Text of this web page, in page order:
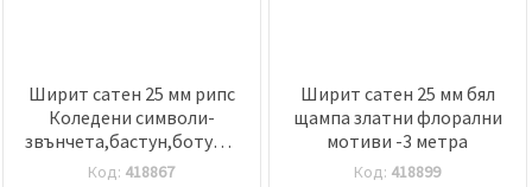
Ширит сатен 25 мм рипс
Коледени символи-
звънчета,бастун,ботушки
и цвете -3 метра
Код: 418867
Ширит сатен 25 мм бял
щампа златни флорални
мотиви -3 метра
Код: 418899